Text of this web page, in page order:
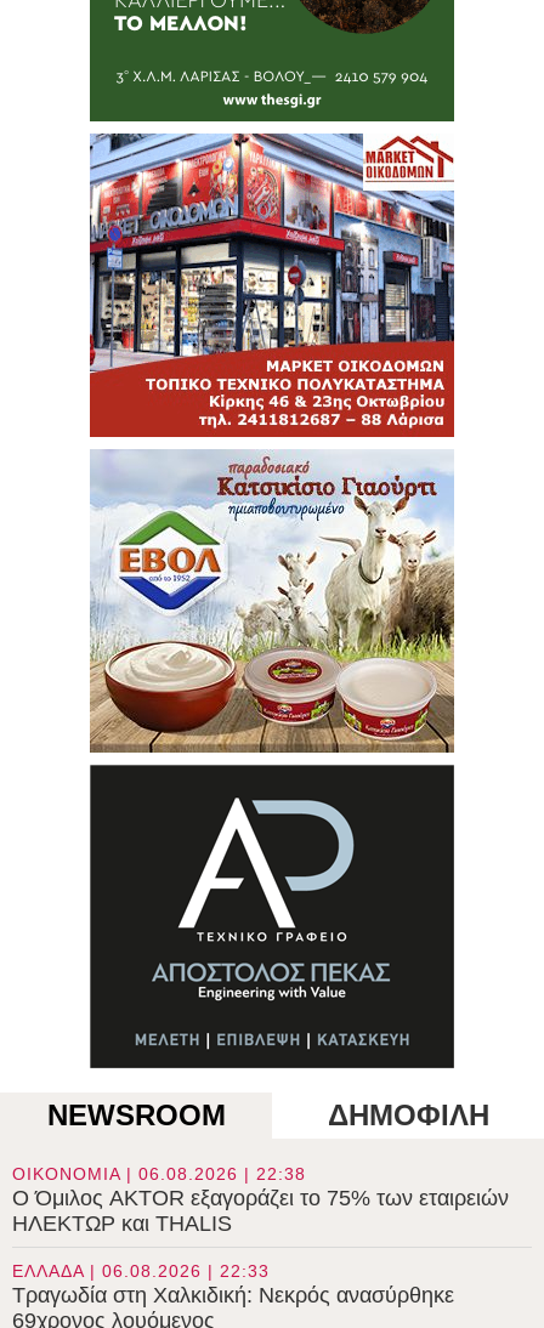
NEWSROOM ΔΗΜΟΦΙΛΗ
ΟΙΚΟΝΟΜΙΑ | 06.08.2026 | 22:38
Ο Όμιλος AKTOR εξαγοράζει το 75% των εταιρειών
ΗΛΕΚΤΩΡ και THALIS
ΕΛΛΑΔΑ | 06.08.2026 | 22:33
Τραγωδία στη Χαλκιδική: Νεκρός ανασύρθηκε
69χρονος λουόμενος